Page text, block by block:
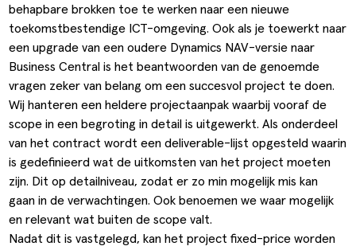
behapbare brokken toe te werken naar een nieuwe
toekomstbestendige ICT-omgeving. Ook als je toewerkt naar
eenupgrade van een oudere Dynamics NAV-versie naar
Business Central is het beantwoorden van de genoemde
vragen zeker van belang om een succesvol project te doen.
Wij hanteren een heldere projectaanpak waarbij vooraf de
scope in een begroting in detail is uitgewerkt. Als onderdeel
van het contract wordt een deliverable-lijst opgesteld waarin
is gedefinieerd wat de uitkomsten van het project moeten
zijn. Dit op detailniveau, zodat er zo min mogelijk mis kan
gaan in de verwachtingen. Ook benoemen we waar mogelijk
en relevant wat buiten de scope valt.
Nadat dit is vastgelegd, kan het project fixed-price worden